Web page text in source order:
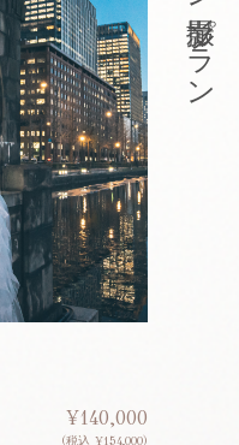
¥140,000
(税込 ¥154,000)